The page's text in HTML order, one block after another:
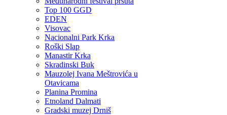
Top 100 GGD
EDEN
Visovac
Nacionalni Park Krka
Roški Slap
Manastir Krka
Skradinski Buk
Mauzolej Ivana Meštrovića u
Otavicama
Planina Promina
Etnoland Dalmati
Gradski muzej Drniš